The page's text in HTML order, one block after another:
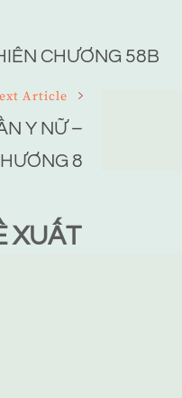
CHƯƠNG 58B
Article
Y NỮ –
8
XUẤT